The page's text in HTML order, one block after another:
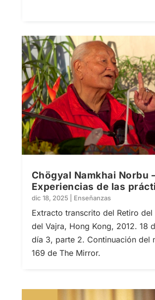
Chögyal Namkhai Norbu
Experiencias de las
dic 18, 2025 Enseñanzas
Extracto transcrito del Retiro del
del Vajra, Hong Kong, 2012. 18
día 3, parte 2. Continuación del
169 de The Mirror.